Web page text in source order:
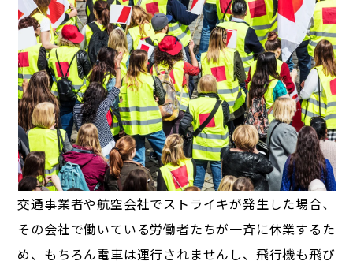
交通事業者や航空会社でストライキが発生した場合、
その会社で働いている労働者たちが一斉に休業するた
め、 もちろん電車は運行されませんし、飛行機も飛び